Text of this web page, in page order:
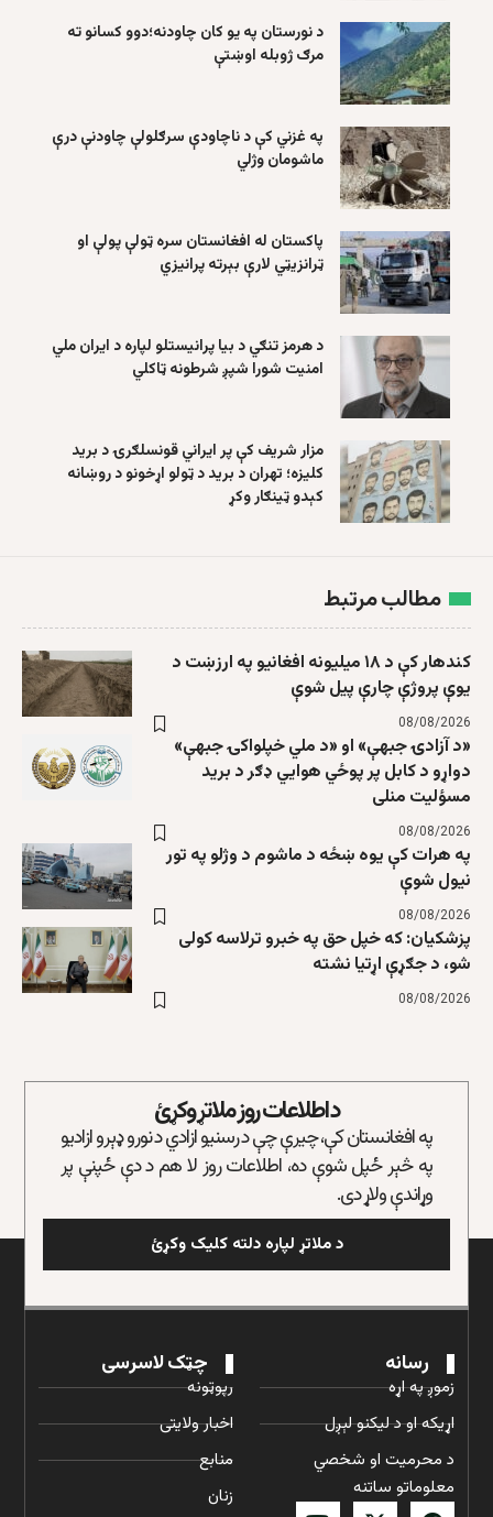
د نورستان په یو کان چاودنه؛دوو کسانو ته
مرګ ژوبله اوښتې
په غزني کې د ناچاودې سرګلولې چاودنې درې
ماشومان وژلي
پاکستان له افغانستان سره ټولې پولې او
ټرانزیټي لارې بېرته پرانیزي
د هرمز تنګي د بیا پرانیستلو لپاره د ایران ملي
امنیت شورا شپږ شرطونه ټاکلي
مزار شریف کې پر ایراني قونسلګرۍ د برید
کلیزه؛ تهران د برید د ټولو اړخونو د روښانه
کېدو ټینګار وکړ
مطالب مرتبط
کندهار کې د ۱۸ میلیونه افغانیو په ارزښت د
یوې پروژې چارې پیل شوې
08/08/2026
«د آزادۍ جبهې» او «د ملي خپلواکۍ جبهې»
دواړو د کابل پر پوځي هوايي ډګر د برید
مسؤلیت منلی
08/08/2026
په هرات کې یوه ښځه د ماشوم د وژلو په تور
نیول شوې
08/08/2026
پزشکیان: که خپل حق په خبرو ترلاسه کولی
شو، د جګړې اړتیا نشته
08/08/2026
د اطلاعات روز ملاتړ وکړئ
په افغانستان کې، چیرې چې د رسنیو ازادي د نورو ډېرو ازادیو
په څېر ځپل شوې ده، اطلاعات روز لا هم د دې ځپنې پر
وړاندې ولاړ دی.
د ملاتړ لپاره دلته کلیک وکړئ
رسانه
زموږ په اړه
اړیکه او د لیکنو لېږل
د محرمیت او شخصي
معلوماتو ساتنه
چټک لاسرسی
رپوټونه
اخبار ولایتی
منابع
زنان